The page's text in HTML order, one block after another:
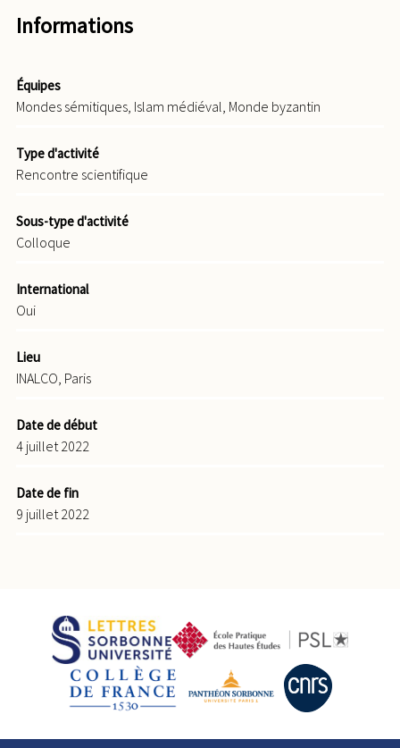
Informations
Équipes
Mondes sémitiques, Islam médiéval, Monde byzantin
Type d'activité
Rencontre scientifique
Sous-type d'activité
Colloque
International
Oui
Lieu
INALCO, Paris
Date de début
4 juillet 2022
Date de fin
9 juillet 2022